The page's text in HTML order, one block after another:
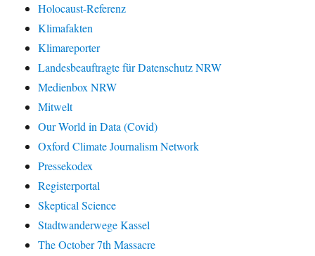
Holocaust-Referenz
Klimafakten
Klimareporter
Landesbeauftragte für Datenschutz NRW
Medienbox NRW
Mitwelt
Our World in Data (Covid)
Oxford Climate Journalism Network
Pressekodex
Registerportal
Skeptical Science
Stadtwanderwege Kassel
The October 7th Massacre